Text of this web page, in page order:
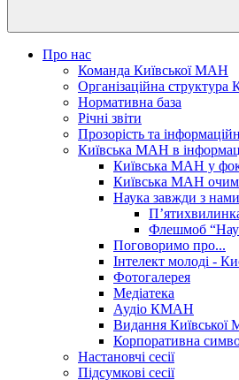
Про нас
Команда Київської МАН
Організаційна
Нормативна база
Річні звіти
Прозорість та
Київська МАН в
Київська МАН у
Київська МАН
Наука завжди з нами
Флешмоб
Поговоримо про...
Інтелект молоді -
Фотогалерея
Медіатека
Аудіо КМАН
Видання
Корпоративна
Настановчі сесії
Підсумкові сесії